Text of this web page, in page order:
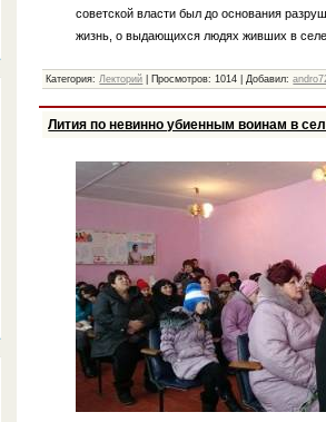
советской власти был до основания
жизнь, о выдающихся людях живших в
Категория:Лекторий | Просмотров: 1014 | Добавил:
Лития по невинно убиенным воинам в